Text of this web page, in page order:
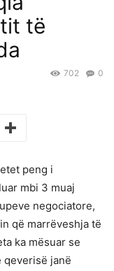
të
0
702
peng i
mbi 3 muaj
negociatore,
që marrëveshja të
ka mësuar se
janë